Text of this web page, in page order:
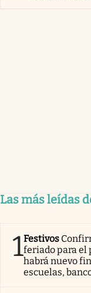
Las más leídas
1Festivos
feriado para el
habrá nuevo
escuelas,